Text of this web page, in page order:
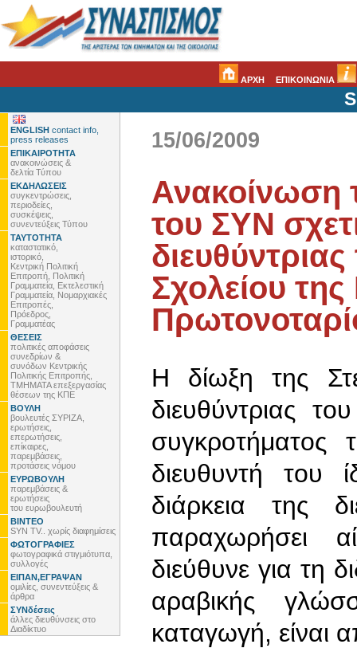
ΑΡΧΗ ΕΠΙΚΟΙΝΩΝΙΑ
ENGLISH contact info,
press releases
ΕΠΙΚΑΙΡΟΤΗΤΑ
ανακοινώσεις &
δελτία Τύπου
ΕΚΔΗΛΩΣΕΙΣ
συγκεντρώσεις,
περιοδείες,
συσκέψεις,
συνεντεύξεις Τύπου
ΤΑΥΤΟΤΗΤΑ
καταστατικό,
ιστορικό,
Κεντρική Πολιτική
Επιτροπή, Πολιτική
Γραμματεία, Εκτελεστική
Γραμματεία, Νομαρχιακές
Επιτροπές,
Πρόεδρος,
Γραμματέας
ΘΕΣΕΙΣ
πολιτικές αποφάσεις
συνεδρίων &
συνόδων Κεντρικής
Πολιτικής Επιτροπής,
ΤΜΗΜΑΤΑ επεξεργασίας
θέσεων της ΚΠΕ
ΒΟΥΛΗ
βουλευτές ΣΥΡΙΖΑ,
ερωτήσεις,
επερωτήσεις,
επίκαιρες,
παρεμβάσεις,
προτάσεις νόμου
ΕΥΡΩΒΟΥΛΗ
παρεμβάσεις &
ερωτήσεις
του ευρωβουλευτή
ΒΙΝΤΕΟ
SYN TV.. χωρίς διαφημίσεις
ΦΩΤΟΓΡΑΦΙΕΣ
φωτογραφικά στιγμιότυπα,
συλλογές
ΕΙΠΑΝ,ΕΓΡΑΨΑΝ
ομιλίες, συνεντεύξεις &
άρθρα
ΣΥΝδέσεις
άλλες διευθύνσεις στο
Διαδίκτυο
15/06/2009
Ανακοίνωση
του ΣΥΝ
Σχολείου
Η δίωξη της
διευθύντριας
διευθυντή του
διάρκεια της
παραχωρήσει
διεύθυνε για τη
αραβικής
καταγωγή, είναι